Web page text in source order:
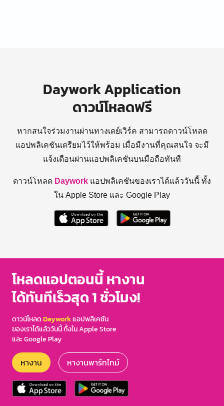
Daywork Application
ดาวน์โหลดฟรี
หากสนใจร่วมงานผ่านทางเดย์เวิร์ค สามารถดาวน์โหลด
แอปพลิเคชันเตรียมไว้ให้พร้อม เมื่อมีงานที่คุณสนใจ จะมี
แจ้งเตือนผ่านแอปพลิเคชันบนมือถือทันที
ดาวน์โหลด Daywork แอปพลิเคชันของเราได้แล้ววันนี้ ทั้ง
ใน Apple Store และ Google Play
โหลดแอปตอนนี้ หางาน
ได้ทันทีเร็วสุด 1 ชั่วโมง!
ดาวน์โหลดDayworkแอปพลิเคชัน
ของเราได้แล้ววันนี้ ทั้งใน Apple Store
และ Google Play
หางาน หางานพาร์ทไทม์